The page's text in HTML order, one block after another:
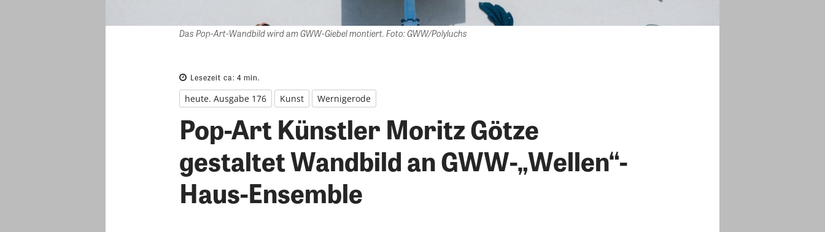
Das Pop-Art-Wandbild wird am GWW-Giebel montiert. Foto: GWW/Polyluchs
Lesezeit ca: 4 min.
heute. Ausgabe 176 Kunst Wernigerode
Pop-Art Künstler Moritz Götze
gestaltet Wandbild an GWW-„Wellen“-
Haus-Ensemble